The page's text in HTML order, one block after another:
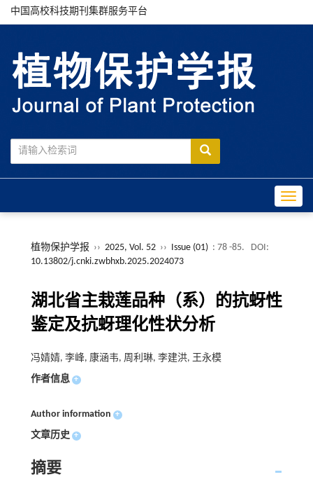
中国高校科技期刊集群服务平台
植物保护学报 ›› 2025, Vol. 52 ›› Issue (01) : 78 -85.
DOI:
10.13802/j.cnki.zwbhxb.2025.2024073
湖北省主栽莲品种（系）的抗蚜性
鉴定及抗蚜理化性状分析
冯婧婧, 李峰, 康涵韦, 周利琳, 李建洪, 王永模
作者信息 +
Author information +
文章历史 +
摘要